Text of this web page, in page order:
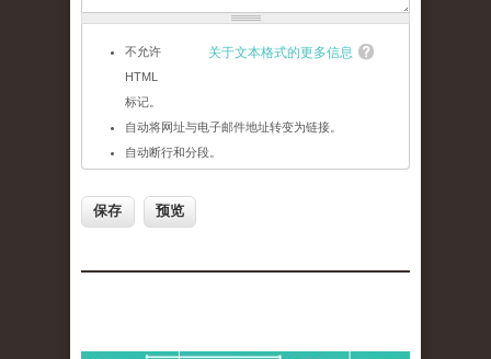
关于文本格式的更多信息
不允许
HTML
标记。
自动将网址与电子邮件地址转变为链接。
自动断行和分段。